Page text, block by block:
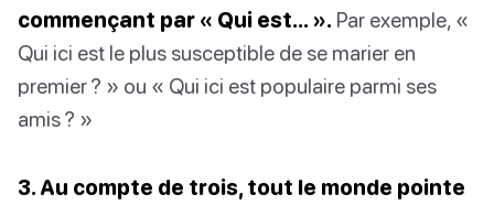
commençant par « Qui est… ». Par exemple, «
Qui ici est le plus susceptible de se marier en
premier ? » ou « Qui ici est populaire parmi ses
amis ? »
3. Au compte de trois, tout le monde pointe